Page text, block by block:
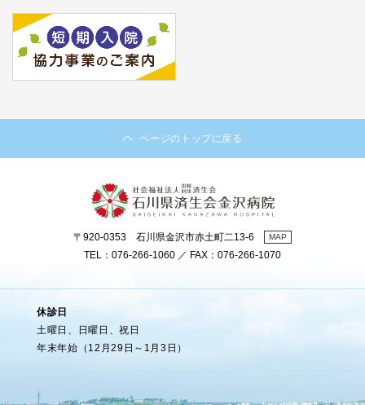
ページのトップに戻る
〒920-0353 石川県金沢市赤土町二13-6 MAP
TEL：076-266-1060 ／ FAX：076-266-1070
休診日
土曜日、日曜日、祝日
年末年始（12月29日～1月3日）